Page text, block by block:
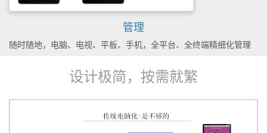
管理
随时随地，电脑、电视、平板、手机，全平台、全终端精细化管理
设计极简，按需就繁